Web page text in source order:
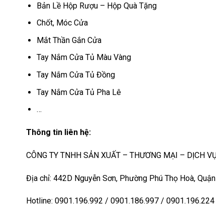
Bản Lề Hộp Rượu – Hộp Quà Tặng
Chốt, Móc Cửa
Mắt Thần Gắn Cửa
Tay Nắm Cửa Tủ Màu Vàng
Tay Nắm Cửa Tủ Đồng
Tay Nắm Cửa Tủ Pha Lê
…
Thông tin liên hệ:
CÔNG TY TNHH SẢN XUẤT – THƯƠNG MẠI – DỊCH
Địa chỉ: 442D Nguyễn Sơn, Phường Phú Thọ Hoà,
Hotline: 0901.196.992 / 0901.186.997 /